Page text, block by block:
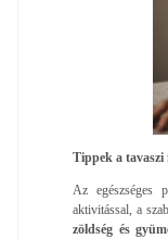
Tippek a tavaszi
Az egészséges
aktivitással, a
zöldség és